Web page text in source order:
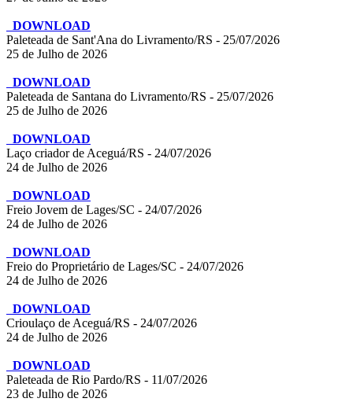
DOWNLOAD
Paleteada de Sant'Ana do Livramento/RS - 25/07/2026
25 de Julho de 2026
DOWNLOAD
Paleteada de Santana do Livramento/RS - 25/07/2026
25 de Julho de 2026
DOWNLOAD
Laço criador de Aceguá/RS - 24/07/2026
24 de Julho de 2026
DOWNLOAD
Freio Jovem de Lages/SC - 24/07/2026
24 de Julho de 2026
DOWNLOAD
Freio do Proprietário de Lages/SC - 24/07/2026
24 de Julho de 2026
DOWNLOAD
Crioulaço de Aceguá/RS - 24/07/2026
24 de Julho de 2026
DOWNLOAD
Paleteada de Rio Pardo/RS - 11/07/2026
23 de Julho de 2026